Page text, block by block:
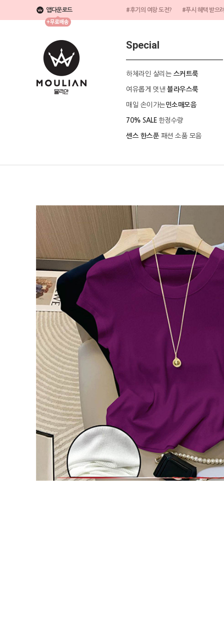
앱다운로드 #후기의 여왕 도전? #푸시 혜택 받으
Special
하체라인 살리는 스커트룩
여유롭게 멋낸 블라우스룩
매일 손이가는민소매모음
70% SALE 한정수량
센스 한스푼패션 소품 모음